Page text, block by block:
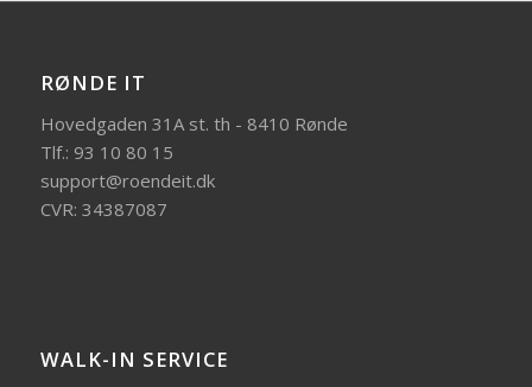
RØNDE IT
Hovedgaden 31A st. th - 8410 Rønde
Tlf.: 93 10 80 15
support@roendeit.dk
CVR: 34387087
WALK-IN SERVICE